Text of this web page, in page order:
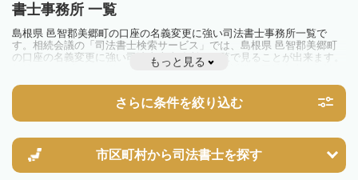
書士事務所 一覧
島根県 邑智郡美郷町の口座の名義変更に強い司法書士事務所一覧で
す。相続会議の「司法書士検索サービス」では、島根県 邑智郡美郷町
の口座の名義変更に強い司法書士事務所を一覧で見ることが出来ます。
相続のトラブルやお悩みを抱えている方は一度近隣の司法書士に相談し
もっと見る
さらに条件を絞り込む
市区町村から司法書士を探す